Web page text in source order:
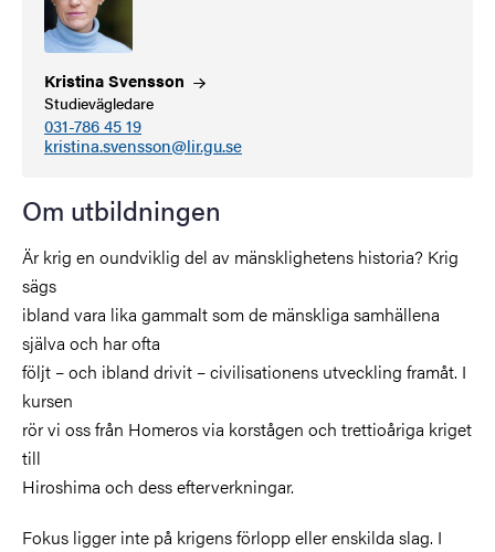
KristinaSvensson
Studievägledare
031-786 45 19
kristina.svensson@lir.gu.se
Om utbildningen
Är krig en oundviklig del av mänsklighetens historia? Krig
sägs
ibland vara lika gammalt som de mänskliga samhällena
själva och har ofta
följt – och ibland drivit – civilisationens utveckling framåt. I
kursen
rör vi oss från Homeros via korstågen och trettioåriga kriget
till
Hiroshima och dess efterverkningar.
Fokus ligger inte på krigens förlopp eller enskilda slag. I